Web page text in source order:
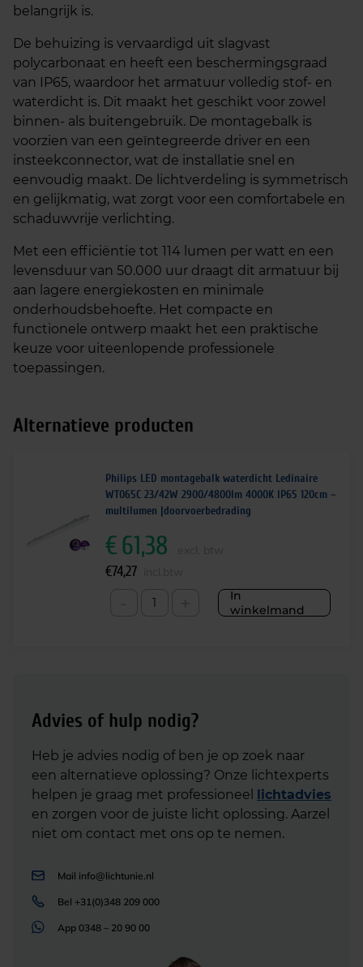
belangrijk is.
De behuizing is vervaardigd uit slagvast
polycarbonaat en heeft een beschermingsgraad
van IP65, waardoor het armatuur volledig stof- en
waterdicht is. Dit maakt het geschikt voor zowel
binnen- als buitengebruik. De montagebalk is
voorzien van een geïntegreerde driver en een
insteekconnector, wat de installatie snel en
eenvoudig maakt. De lichtverdeling is symmetrisch
en gelijkmatig, wat zorgt voor een comfortabele en
schaduwvrije verlichting.
Met een efficiëntie tot 114 lumen per watt en een
levensduur van 50.000 uur draagt dit armatuur bij
aan lagere energiekosten en minimale
onderhoudsbehoefte. Het compacte en
functionele ontwerp maakt het een praktische
keuze voor uiteenlopende professionele
toepassingen.
Alternatieve producten
Philips LED montagebalk waterdicht Ledinaire
WT065C 23/42W 2900/4800lm 4000K IP65 120cm –
multilumen |doorvoerbedrading
In
winkelmand
€61,38
€74,27
Advies of hulp nodig?
Heb je advies nodig of ben je op zoek naar
een alternatieve oplossing? Onze lichtexperts
helpen je graag met professioneel lichtadvies
en zorgen voor de juiste licht oplossing. Aarzel
niet om contact met ons op te nemen.
Mail info@lichtunie.nl
Bel +31(0)348 209 000
App 0348 – 20 90 00